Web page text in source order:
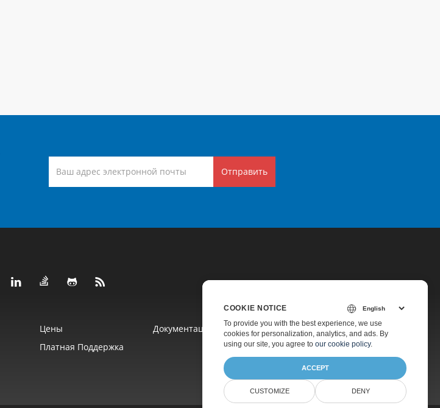
Отправить
Цены
Документация
Платная Поддержка
COOKIE NOTICE
To provide you with the best experience, we use
cookies for personalization, analytics, and ads. By
using our site, you agree to our cookie policy.
ACCEPT
CUSTOMIZE DENY